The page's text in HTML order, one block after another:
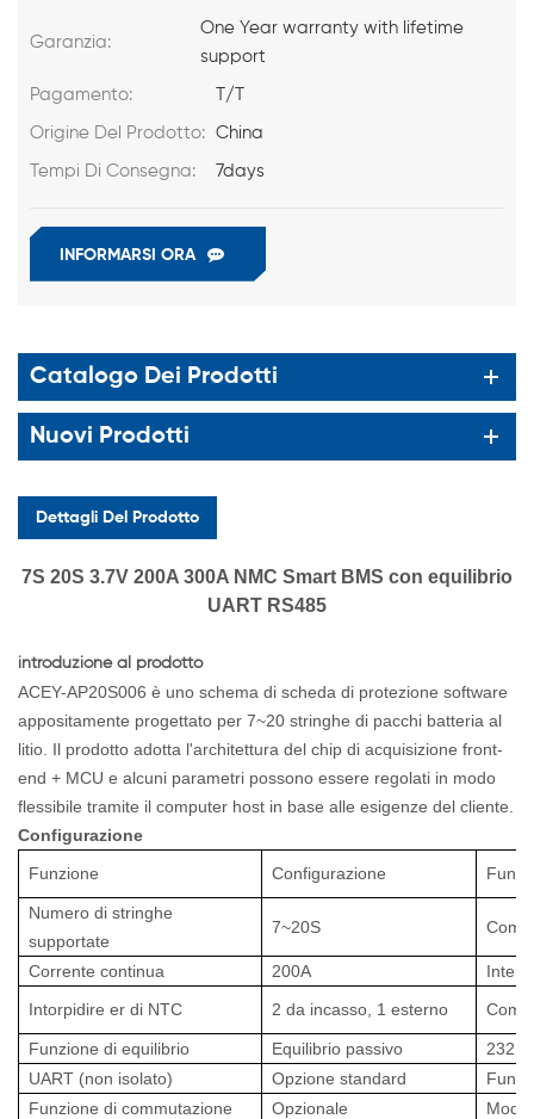
Garanzia:
One Year warranty with lifetime
support
Pagamento: T/T
Origine Del Prodotto: China
Tempi Di Consegna: 7days
INFORMARSI ORA
Catalogo Dei Prodotti
Nuovi Prodotti
Dettagli Del Prodotto
7S 20S 3.7V 200A 300A NMC Smart BMS con equilibrio
UART RS485
introduzione al prodotto
ACEY-AP20S006 è uno schema di scheda di protezione software
appositamente progettato per 7~20 stringhe di pacchi batteria al
litio. Il prodotto adotta l'architettura del chip di acquisizione front-
end + MCU e alcuni parametri possono essere regolati in modo
flessibile tramite il computer host in base alle esigenze del cliente.
Configurazione
Funzione
Configurazione
Numero di stringhe
supportate
7~20S
Corrente continua 200A
Intorpidire er di NTC 2 da incasso, 1 esterno
Funzione di equilibrio Equilibrio passivo
232
UART (non isolato)
Opzione standard
Funzione di commutazione
Opzionale